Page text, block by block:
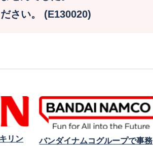
さい。 (E130020)
リン
バンダイナムコグループで事務